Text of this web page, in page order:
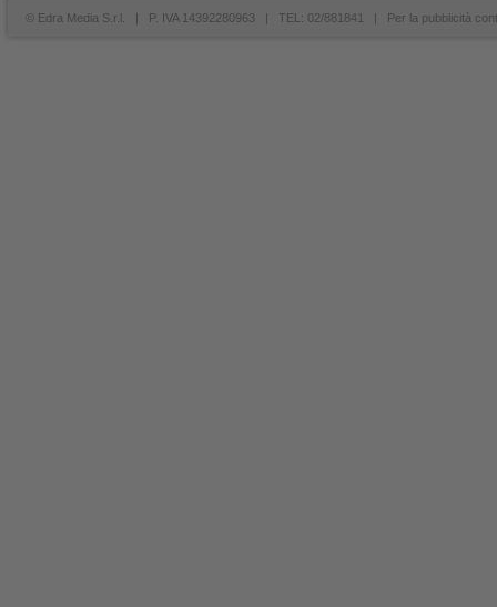
© Edra Media S.r.l. | P. IVA 14392280963 | TEL: 02/881841 | Per la pubblicità